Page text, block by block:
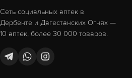
Сеть социальных аптек в
Дербенте и Дагестанских Огнях —
10 аптек, более 30 000 товаров.